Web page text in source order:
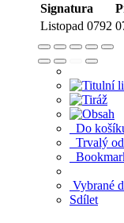
Signatura
Listopad 0792
Do
Trvalý
Vybrané
Sdílet